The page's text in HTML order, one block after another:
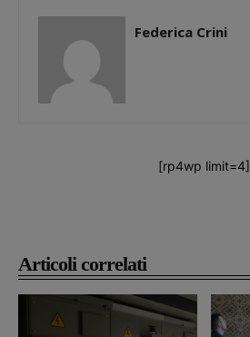
Articoli correlati
Federica Crini
[rp4wp limit=4]